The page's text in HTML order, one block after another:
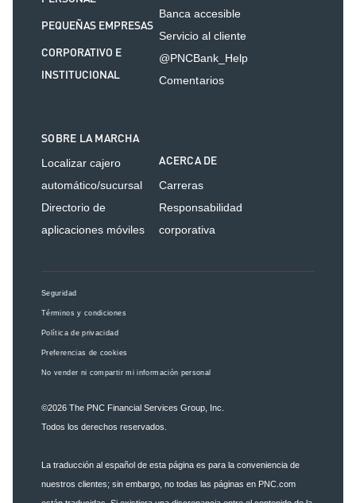
PEQUEÑAS EMPRESAS
CORPORATIVO E
INSTITUCIONAL
Banca accesible
Servicio al cliente
@PNCBank_Help
Comentarios
SOBRE LA MARCHA
Localizar cajero
automático/sucursal
Directorio de
aplicaciones móviles
ACERCA DE
Carreras
Responsabilidad
corporativa
Seguridad
Términos y condiciones
Política de privacidad
Preferencias de cookies
No vender ni compartir mi información personal
©2026 The PNC Financial Services Group, Inc.
Todos los derechos reservados.
La traducción al español de esta página es para la conveniencia de
nuestros clientes; sin embargo, no todas las páginas en PNC.com